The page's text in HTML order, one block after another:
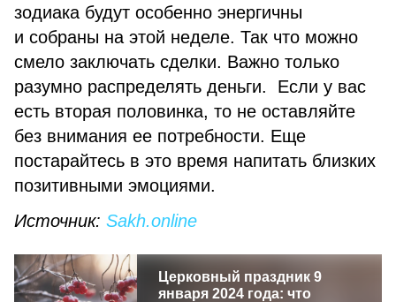
зодиака будут особенно энергичны
и собраны на этой неделе. Так что можно
смело заключать сделки. Важно только
разумно распределять деньги. Если у вас
есть вторая половинка, то не оставляйте
без внимания ее потребности. Еще
постарайтесь в это время напитать близких
позитивными эмоциями.
Источник: Sakh.online
Церковный праздник 9
января 2024 года: что